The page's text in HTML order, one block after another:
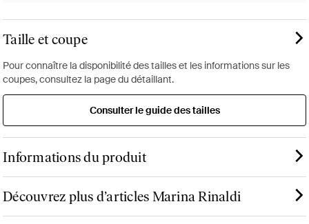
Taille et coupe
Pour connaître la disponibilité des tailles et les informations sur les
coupes, consultez la page du détaillant.
Consulter le guide des tailles
Informations du produit
Découvrez plus d’articles Marina Rinaldi